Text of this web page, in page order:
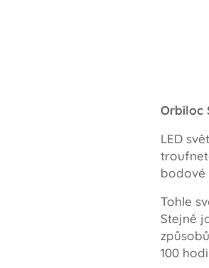
Orbiloc
LED
bodové
Tohle
Stejně
100